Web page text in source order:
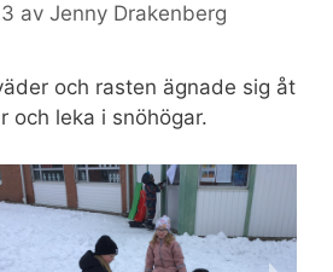
av Jenny Drakenberg
och rasten ägnade sig åt
och leka i snöhögar.